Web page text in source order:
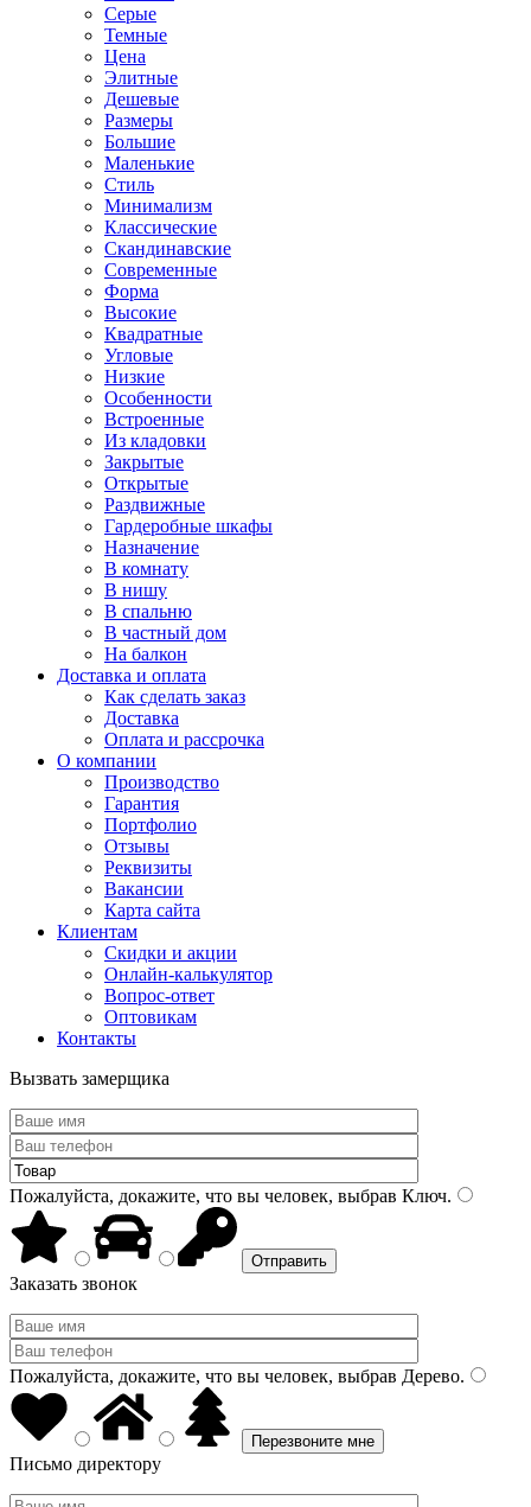
Серые
Темные
Цена
Элитные
Дешевые
Размеры
Большие
Маленькие
Стиль
Минимализм
Классические
Скандинавские
Современные
Форма
Высокие
Квадратные
Угловые
Низкие
Особенности
Встроенные
Из кладовки
Закрытые
Открытые
Раздвижные
Гардеробные шкафы
Назначение
В комнату
В нишу
В спальню
В частный дом
На балкон
Доставка и оплата
Как сделать заказ
Доставка
Оплата и рассрочка
О компании
Производство
Гарантия
Портфолио
Отзывы
Реквизиты
Вакансии
Карта сайта
Клиентам
Скидки и акции
Онлайн-калькулятор
Вопрос-ответ
Оптовикам
Контакты
Вызвать замерщика
Пожалуйста, докажите, что вы человек, выбрав Ключ.
Заказать звонок
Пожалуйста, докажите, что вы человек, выбрав Дерево.
Письмо директору